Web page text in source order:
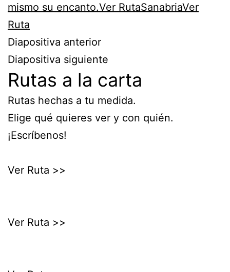
mismo su encanto.Ver RutaSanabriaVer
Ruta
Diapositiva anterior
Diapositiva siguiente
Rutas a la carta
Rutas hechas a tu medida.
Elige qué quieres ver y con quién.
¡Escríbenos!
Ver Ruta >>
Ver Ruta >>